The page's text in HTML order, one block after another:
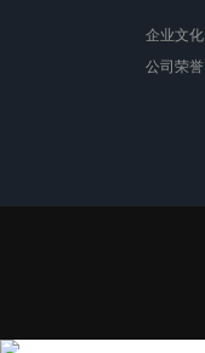
企业文化
公司荣誉